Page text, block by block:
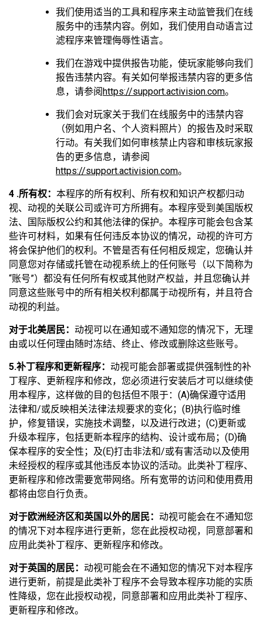
我们使用适当的工具和程序来主动监管我们在线
服务中的违禁内容。例如，我们使用自动语言过
滤程序来管理侮辱性语言。
我们在游戏中提供报告功能，使玩家能够向我们
报告违禁内容。有关如何举报违禁内容的更多信
息，请参阅https://support.activision.com。
我们会对玩家关于我们在线服务中的违禁内容
（例如用户名、个人资料照片）的报告及时采取
行动。有关我们如何审核禁止内容和审核玩家报
告的更多信息，请参阅
https://support.activision.com。
4 .所有权： 本程序的所有权利、所有权和知识产权都归动
视、动视的关联公司或许可方所拥有。本程序受到美国版权
法、国际版权公约和其他法律的保护。本程序可能会包含某
些许可材料，如果有任何违反本协议的情况，动视的许可方
将会保护他们的权利。不管是否有任何相反规定，您确认并
同意您对存储或托管在动视系统上的任何账号（以下简称为
“账号”）都没有任何所有权或其他财产权益，并且您确认并
同意这些账号中的所有相关权利都属于动视所有，并且符合
动视的利益。
对于北美居民： 动视可以在通知或不通知您的情况下，无理
由或以任何理由随时冻结、终止、修改或删除这些账号。
5.补丁程序和更新程序： 动视可能会部署或提供强制性的补
丁程序、更新程序和修改，您必须进行安装后才可以继续使
用本程序，这样做的目的包括但不限于：(A)确保遵守适用
法律和/或反映相关法律法规要求的变化；(B)执行临时维
护，修复错误，实施技术调整，以及进行改进；(C)更新或
升级本程序，包括更新本程序的结构、设计或布局；(D)确
保本程序的安全性；及(E)打击非法和/或有害活动以及使用
未经授权的程序或其他违反本协议的活动。此类补丁程序、
更新程序和修改需要宽带网络。所有宽带的访问和使用费用
都将由您自行负责。
对于欧洲经济区和英国以外的居民： 动视可能会在不通知您
的情况下对本程序进行更新，您在此授权动视，同意部署和
应用此类补丁程序、更新程序和修改。
对于英国的居民： 动视可能会在不通知您的情况下对本程序
进行更新，前提是此类补丁程序不会导致本程序功能的实质
性降级，您在此授权动视，同意部署和应用此类补丁程序、
更新程序和修改。